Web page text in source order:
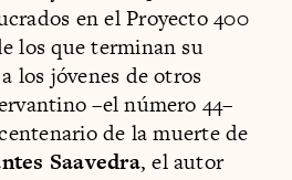
en el Proyecto 400
los que terminan su
los jóvenes de otros
–el número 44–
de la muerte de
Saavedra, el autor